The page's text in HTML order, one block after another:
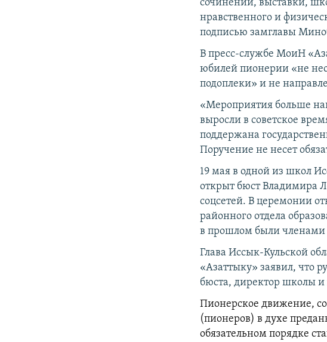
сочинений, выставки,
нравственного и
подписью замглавы
В пресс-службе МоиН
юбилей пионерии «не
подоплеки» и не
«Мероприятия больше
выросли в советское
поддержана
Поручение не несет
19 мая в одной из школ
открыт бюст Владимира
соцсетей. В церемонии
районного отдела
в прошлом были
Глава Иссык-Кульской
«Азаттыку» заявил, что
бюста, директор школы и
Пионерское движение,
(пионеров) в духе
обязательном порядке